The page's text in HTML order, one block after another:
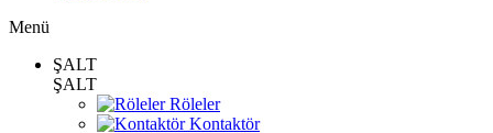
Menü
ŞALT
ŞALT
Röleler
Kontaktör